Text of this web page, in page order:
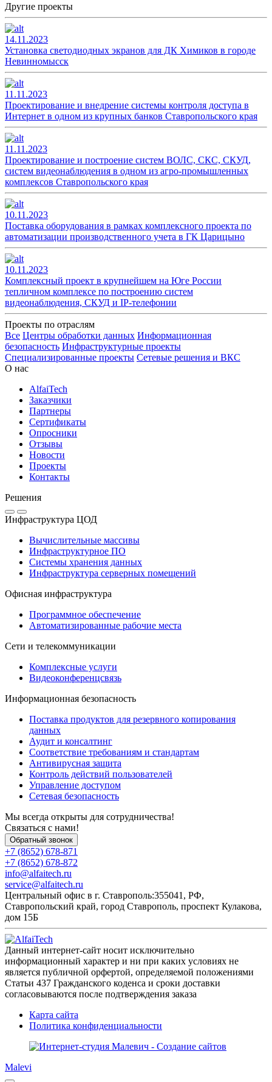
Другие проекты
14.11.2023
Установка светодиодных экранов для ДК Химиков в городе
Невинномысск
11.11.2023
Проектирование и внедрение системы контроля доступа в
Интернет в одном из крупных банков Ставропольского края
11.11.2023
Проектирование и построение систем ВОЛС, СКС, СКУД,
систем видеонаблюдения в одном из агро-промышленных
комплексов Ставропольского края
10.11.2023
Поставка оборудования в рамках комплексного проекта по
автоматизации производственного учета в ГК Царицыно
10.11.2023
Комплексный проект в крупнейшем на Юге России
тепличном комплексе по построению систем
видеонаблюдения, СКУД и IP-телефонии
Проекты по отраслям
Все Центры обработки данных Информационная
безопасность Инфраструктурные проекты
Специализированные проекты Сетевые решения и ВКС
О нас
AlfaiTech
Заказчики
Партнеры
Сертификаты
Опросники
Отзывы
Новости
Проекты
Контакты
Решения
Инфраструктура ЦОД
Вычислительные массивы
Инфраструктурное ПО
Системы хранения данных
Инфраструктура серверных помещений
Офисная инфраструктура
Программное обеспечение
Автоматизированные рабочие места
Сети и телекоммуникации
Комплексные услуги
Видеоконференцсвязь
Информационная безопасность
Поставка продуктов для резервного копирования
данных
Аудит и консалтинг
Соответствие требованиям и стандартам
Антивирусная защита
Контроль действий пользователей
Управление доступом
Сетевая безопасность
Мы всегда открыты для сотрудничества!
Связаться с нами!
Обратный звонок
+7 (8652) 678-871
+7 (8652) 678-872
info@alfaitech.ru
service@alfaitech.ru
Центральный офис в г. Ставрополь:355041, РФ,
Ставропольский край, город Ставрополь, проспект Кулакова,
дом 15Б
Данный интернет-сайт носит исключительно
информационный характер и ни при каких условиях не
является публичной орфертой, определяемой положениями
Статьи 437 Гражданского коденса и сроки доставки
согласовываются после подтверждения заказа
Карта сайта
Политика конфиденциальности
Malevi